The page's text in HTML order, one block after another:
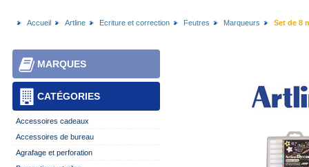
Accueil Artline Ecriture et correction Feutres Marqueurs Set de 8
CATÉGORIES
MARQUES
Accessoires cadeaux
Accessoires de bureau
Agrafage et perforation